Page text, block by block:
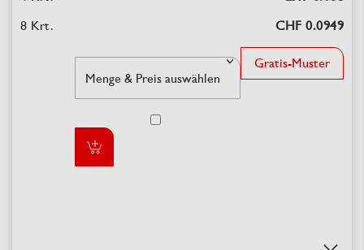
CHF 0.0949
Gratis-Muster